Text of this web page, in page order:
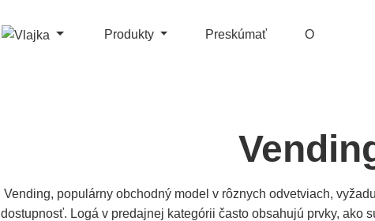
Produkty Preskúmať O
Vending, populárny obchodný model v rôznych odvetviach,
dostupnosť. Logá v predajnej kategórii často obsahujú prvky, ako